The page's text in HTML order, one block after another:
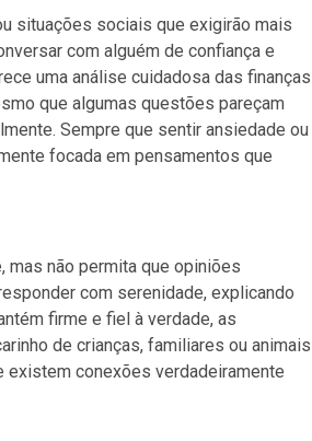
situações sociais que exigirão mais
com alguém de confiança e
uma análise cuidadosa das finanças
que algumas questões pareçam
Sempre que sentir ansiedade ou
focada em pensamentos que
mas não permita que opiniões
com serenidade, explicando
firme e fiel à verdade, as
de crianças, familiares ou animais
conexões verdadeiramente